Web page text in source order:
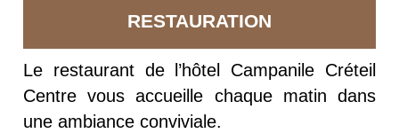
RESTAURATION
Le restaurant de l’hôtel Campanile Créteil
Centre vous accueille chaque matin dans
une ambiance conviviale.